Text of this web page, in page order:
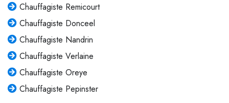
Chauffagiste Remicourt
Chauffagiste Donceel
Chauffagiste Nandrin
Chauffagiste Verlaine
Chauffagiste Oreye
Chauffagiste Pepinster